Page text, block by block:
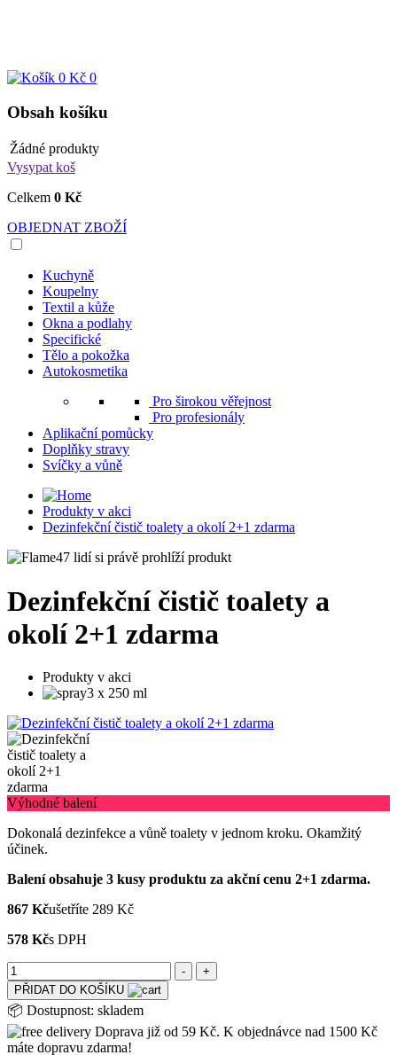
0 Kč 0
Obsah košíku
Žádné produkty
Vysypat koš
Celkem 0 Kč
OBJEDNAT ZBOŽÍ
Kuchyně
Koupelny
Textil a kůže
Okna a podlahy
Specifické
Tělo a pokožka
Autokosmetika
Pro širokou věřejnost
Pro profesionály
Aplikační pomůcky
Doplňky stravy
Svíčky a vůně
Produkty v akci
Dezinfekční čistič toalety a okolí 2+1 zdarma
47 lidí si právě prohlíží produkt
Dezinfekční čistič toalety a
okolí 2+1 zdarma
Produkty v akci
3 x 250 ml
Výhodné balení
Dokonalá dezinfekce a vůně toalety v jednom kroku. Okamžitý
účinek.
Balení obsahuje 3 kusy produktu za akční cenu 2+1 zdarma.
867 Kčušetříte 289 Kč
578 Kčs DPH
PŘIDAT DO KOŠÍKU
📦 Dostupnost: skladem
Doprava již od 59 Kč. K objednávce nad 1500 Kč
máte dopravu zdarma!